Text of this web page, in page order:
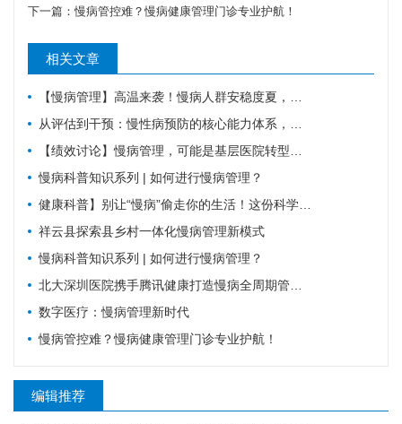
下一篇： 慢病管控难？慢病健康管理门诊专业护航！
相关文章
【慢病管理】高温来袭！慢病人群安稳度夏，请牢记这6件事。
从评估到干预：慢性病预防的核心能力体系，教你科学管理健康
【绩效讨论】慢病管理，可能是基层医院转型的重要入口？！
慢病科普知识系列 | 如何进行慢病管理？
健康科普】别让“慢病”偷走你的生活！这份科学防控指南请收好
祥云县探索县乡村一体化慢病管理新模式
慢病科普知识系列 | 如何进行慢病管理？
北大深圳医院携手腾讯健康打造慢病全周期管理平台，已落地超百家社康中心
数字医疗：慢病管理新时代
慢病管控难？慢病健康管理门诊专业护航！
编辑推荐